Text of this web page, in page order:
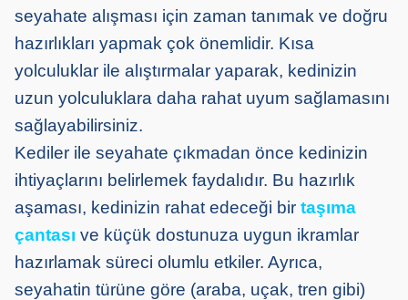
seyahate alışması için zaman tanımak ve doğru
hazırlıkları yapmak çok önemlidir. Kısa
yolculuklar ile alıştırmalar yaparak, kedinizin
uzun yolculuklara daha rahat uyum sağlamasını
sağlayabilirsiniz.
Kediler ile seyahate çıkmadan önce kedinizin
ihtiyaçlarını belirlemek faydalıdır. Bu hazırlık
aşaması, kedinizin rahat edeceği bir taşıma
çantası ve küçük dostunuza uygun ikramlar
hazırlamak süreci olumlu etkiler. Ayrıca,
seyahatin türüne göre (araba, uçak, tren gibi)